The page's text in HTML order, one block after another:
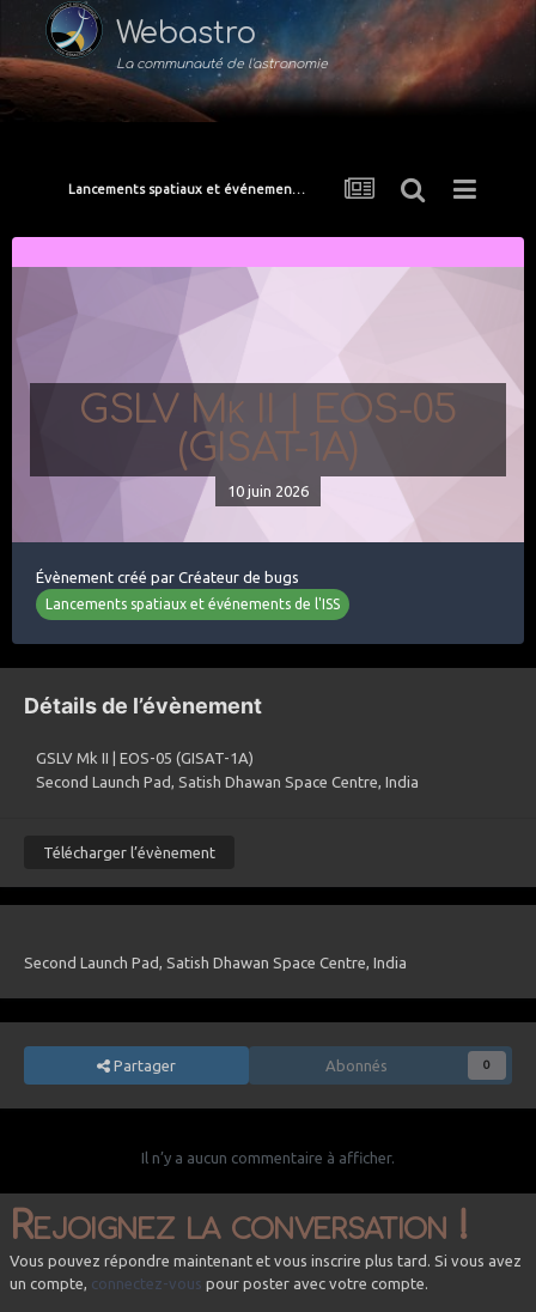
Webastro
La communauté de l'astronomie
Lancements spatiaux et événements de l'ISS
GSLV Mk II | EOS-05
(GISAT-1A)
10 juin 2026
Évènement créé par Créateur de bugs
Lancements spatiaux et événements de l'ISS
Détails de l’évènement
GSLV Mk II | EOS-05 (GISAT-1A)
Second Launch Pad, Satish Dhawan Space Centre, India
Télécharger l’évènement
Second Launch Pad, Satish Dhawan Space Centre, India
Partager Abonnés 0
Il n’y a aucun commentaire à afficher.
Rejoignez la conversation !
Vous pouvez répondre maintenant et vous inscrire plus tard. Si vous avez
un compte, connectez-vous pour poster avec votre compte.